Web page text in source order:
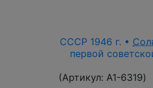
СССР 1946 г. •
первой
(Артикул: A1-6319)